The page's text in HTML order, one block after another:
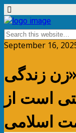
September 16,
زندگی
است از
اسلامی